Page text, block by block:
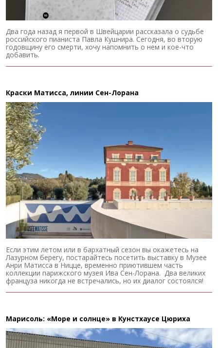
Два года назад я первой в Швейцарии рассказала о судьбе
российского пианиста Павла Кушнира. Сегодня, во вторую
годовщину его смерти, хочу напомнить о нем и кое-что
добавить.
Краски Матисса, линии Сен-Лорана
Если этим летом или в бархатный сезон вы окажетесь на
Лазурном берегу, постарайтесь посетить выставку в Музее
Анри Матисса в Ницце, временно приютившем часть
коллекции парижского музея Ива Сен-Лорана. Два великих
француза никогда не встречались, но их диалог состоялся!
Марисоль: «Море и солнце» в Кунстхаусе Цюриха